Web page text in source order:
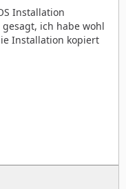
Installation
ich habe wohl
Installation kopiert